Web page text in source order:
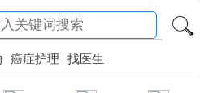
癌症护理 找医生